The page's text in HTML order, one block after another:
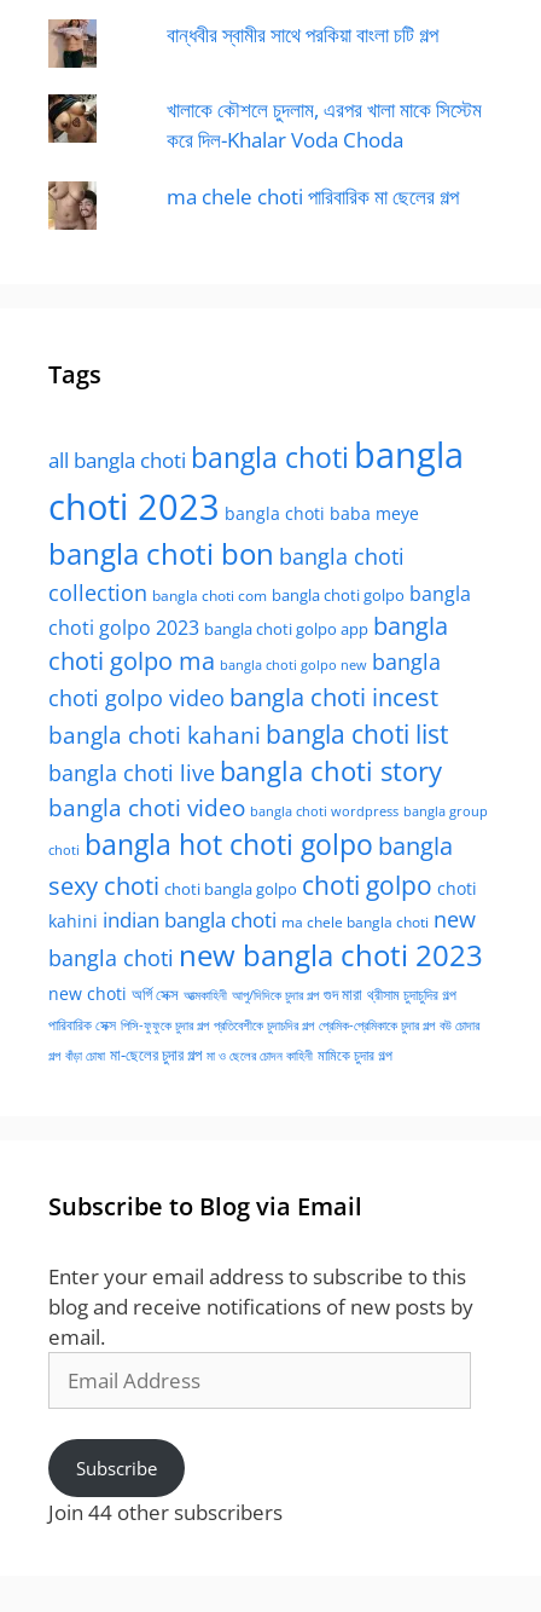
বান্ধবীর স্বামীর সাথে পরকিয়া বাংলা চটি গল্প
খালাকে কৌশলে চুদলাম, এরপর খালা মাকে সিস্টেম
করে দিল-Khalar Voda Choda
ma chele choti পারিবারিক মা ছেলের গল্প
Tags
all bangla choti bangla choti bangla
choti 2023 bangla choti baba meye
bangla choti bon bangla choti
collection bangla choti com bangla choti golpo bangla
choti golpo 2023 bangla choti golpo app bangla
choti golpo ma bangla choti golpo new bangla
choti golpo video bangla choti incest
bangla choti kahani bangla choti list
bangla choti live bangla choti story
bangla choti video bangla choti wordpress bangla group
choti bangla hot choti golpo bangla
sexy choti choti bangla golpo choti golpo choti
kahini indian bangla choti ma chele bangla choti new
bangla choti new bangla choti 2023
new choti অর্গি সেক্স আত্মকাহিনী আপু/দিদিকে চুদার গল্প গুদ মারা থ্রীসাম চুদাচুদির গল্প
পারিবারিক সেক্স পিসি-ফুফুকে চুদার গল্প প্রতিবেশীকে চুদাচদির গল্প প্রেমিক-প্রেমিকাকে চুদার গল্প বউ চোদার
গল্প বাঁড়া চোষা মা-ছেলের চুদার গল্প মা ও ছেলের চোদন কাহিনী মামিকে চুদার গল্প
Subscribe to Blog via Email
Enter your email address to subscribe to this
blog and receive notifications of new posts by
email.
Address
Subscribe
Join 44 other subscribers